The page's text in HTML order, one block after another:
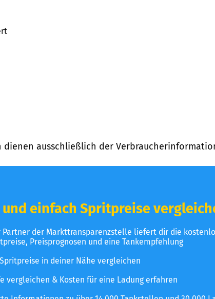
ausschließlich der
einfach Spritpreise
der Markttransparenzstelle liefert dir die
Preisprognosen und eine Tankempfehlung
in deiner Nähe vergleichen
vergleichen & Kosten für eine Ladung erfahren